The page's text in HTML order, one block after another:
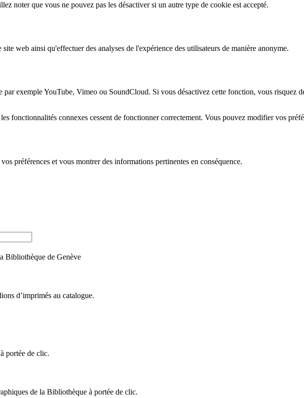
noter que vous ne pouvez pas les désactiver si un autre type de cookie est accepté.
web ainsi qu'effectuer des analyses de l'expérience des utilisateurs de manière anonyme.
exemple YouTube, Vimeo ou SoundCloud. Si vous désactivez cette fonction, vous risquez
fonctionnalités connexes cessent de fonctionner correctement. Vous pouvez modifier vos
préférences et vous montrer des informations pertinentes en conséquence.
Bibliothèque de Genève
d’imprimés au catalogue.
portée de clic.
de la Bibliothèque à portée de clic.